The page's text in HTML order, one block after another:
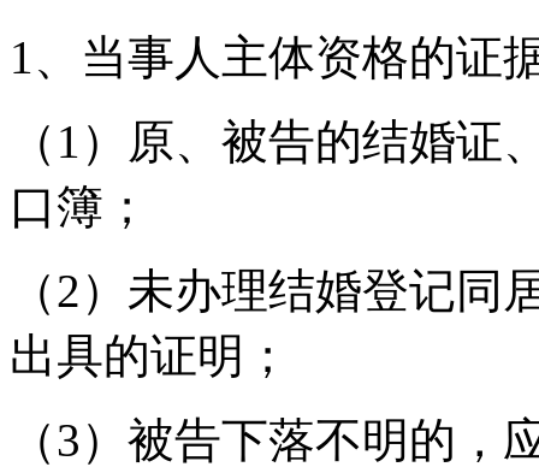
1、当事人主体资格的证
（1）原、被告的结婚
口簿；
（2）未办理结婚登记
出具的证明；
（3）被告下落不明的